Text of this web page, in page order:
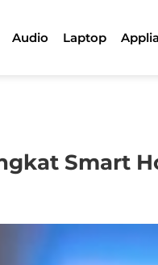
Audio Laptop
Smart